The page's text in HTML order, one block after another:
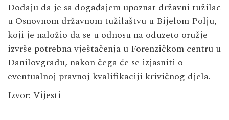
Dodaju da je sa događajem upoznat državni tužilac
u Osnovnom državnom tužilaštvu u Bijelom Polju,
koji je naložio da se u odnosu na oduzeto oružje
izvrše potrebna vještačenja u Forenzičkom centru u
Danilovgradu, nakon čega će se izjasniti o
eventualnoj pravnoj kvalifikaciji krivičnog djela.
Izvor: Vijesti